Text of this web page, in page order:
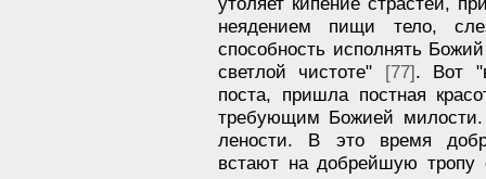
неядением пищи тело,
способность исполнять
светлой чистоте" [77]. Вот
поста, пришла постная
требующим Божией
лености. В это время
встают на добрейшую тропу